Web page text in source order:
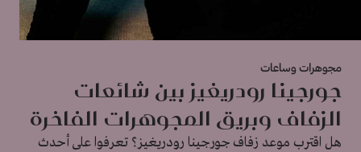
مجوهرات وساعات
جورجينا رودريغيز بين شائعات
الزفاف وبريق المجوهرات الفاخرة
هل اقترب موعد زفاف جورجينا رودريغيز؟ تعرفوا على أحدث